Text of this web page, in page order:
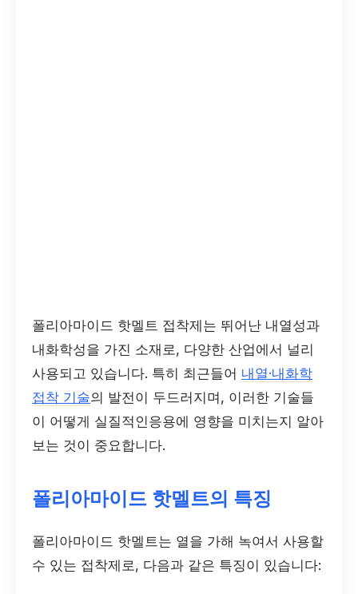
폴리아마이드 핫멜트 접착제는 뛰어난 내열성과
내화학성을 가진 소재로, 다양한 산업에서 널리
사용되고 있습니다. 특히 최근들어 내열·내화학
접착 기술의 발전이 두드러지며, 이러한 기술들
이 어떻게 실질적인응용에 영향을 미치는지 알아
보는 것이 중요합니다.
폴리아마이드 핫멜트의 특징
폴리아마이드 핫멜트는 열을 가해 녹여서 사용할
수 있는 접착제로, 다음과 같은 특징이 있습니다: